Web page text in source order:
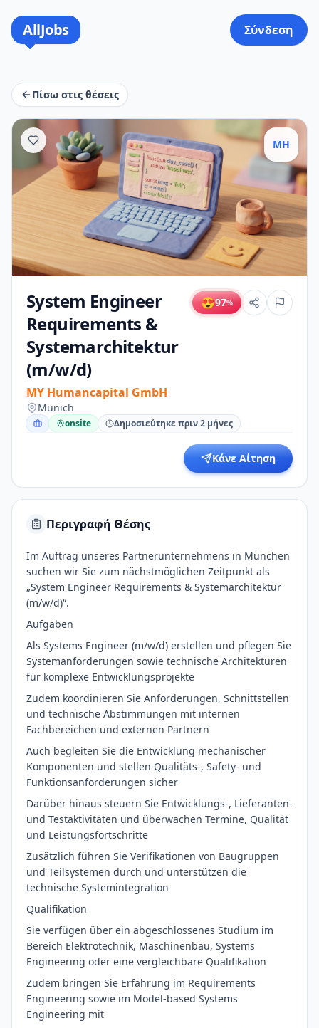
AllJobs Σύνδεση
Πίσω στις θέσεις
MH
System Engineer
Requirements &
Systemarchitektur
(m/w/d)
MY Humancapital GmbH
😍97%
Munich
onsite Δημοσιεύτηκε πριν 2 μήνες
Κάνε Αίτηση
Περιγραφή Θέσης
Im Auftrag unseres Partnerunternehmens in München
suchen wir Sie zum nächstmöglichen Zeitpunkt als
„System Engineer Requirements & Systemarchitektur
(m/w/d)“.
Aufgaben
Als Systems Engineer (m/w/d) erstellen und pflegen Sie
Systemanforderungen sowie technische Architekturen
für komplexe Entwicklungsprojekte
Zudem koordinieren Sie Anforderungen, Schnittstellen
und technische Abstimmungen mit internen
Fachbereichen und externen Partnern
Auch begleiten Sie die Entwicklung mechanischer
Komponenten und stellen Qualitäts-, Safety- und
Funktionsanforderungen sicher
Darüber hinaus steuern Sie Entwicklungs-, Lieferanten-
und Testaktivitäten und überwachen Termine, Qualität
und Leistungsfortschritte
Zusätzlich führen Sie Verifikationen von Baugruppen
und Teilsystemen durch und unterstützen die
technische Systemintegration
Qualifikation
Sie verfügen über ein abgeschlossenes Studium im
Bereich Elektrotechnik, Maschinenbau, Systems
Engineering oder eine vergleichbare Qualifikation
Zudem bringen Sie Erfahrung im Requirements
Engineering sowie im Model-based Systems
Engineering mit